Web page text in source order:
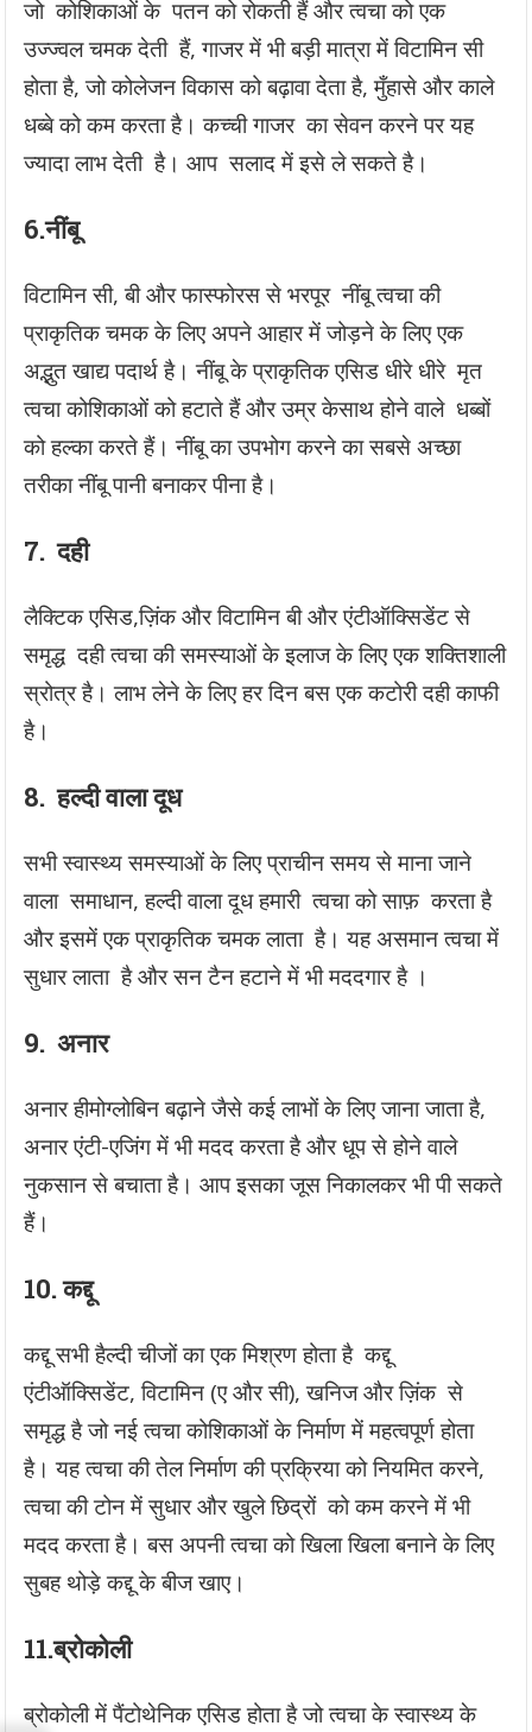
जो कोशिकाओं के पतन को रोकती हैं और त्वचा को एक
उज्ज्वल चमक देती हैं, गाजर में भी बड़ी मात्रा में विटामिन सी
होता है, जो कोलेजन विकास को बढ़ावा देता है, मुँहासे और काले
धब्बे को कम करता है। कच्ची गाजर का सेवन करने पर यह
ज्यादा लाभ देती है। आप सलाद में इसे ले सकते है।
6.नींबू
विटामिन सी, बी और फास्फोरस से भरपूर नींबू त्वचा की
प्राकृतिक चमक के लिए अपने आहार में जोड़ने के लिए एक
अद्भुत खाद्य पदार्थ है। नींबू के प्राकृतिक एसिड धीरे धीरे मृत
त्वचा कोशिकाओं को हटाते हैं और उम्र केसाथ होने वाले धब्बों
को हल्का करते हैं। नींबू का उपभोग करने का सबसे अच्छा
तरीका नींबू पानी बनाकर पीना है।
7. दही
लैक्टिक एसिड,ज़िंक और विटामिन बी और एंटीऑक्सिडेंट से
समृद्ध दही त्वचा की समस्याओं के इलाज के लिए एक शक्तिशाली
स्रोत्र है। लाभ लेने के लिए हर दिन बस एक कटोरी दही काफी
है।
8. हल्दी वाला दूध
सभी स्वास्थ्य समस्याओं के लिए प्राचीन समय से माना जाने
वाला समाधान, हल्दी वाला दूध हमारी त्वचा को साफ़ करता है
और इसमें एक प्राकृतिक चमक लाता है। यह असमान त्वचा में
सुधार लाता है और सन टैन हटाने में भी मददगार है ।
9. अनार
अनार हीमोग्लोबिन बढ़ाने जैसे कई लाभों के लिए जाना जाता है,
अनार एंटी-एजिंग में भी मदद करता है और धूप से होने वाले
नुकसान से बचाता है। आप इसका जूस निकालकर भी पी सकते
हैं।
10.कद्दू
कद्दू सभी हैल्दी चीजों का एक मिश्रण होता है कद्दू
एंटीऑक्सिडेंट, विटामिन (ए और सी), खनिज और ज़िंक से
समृद्ध है जो नई त्वचा कोशिकाओं के निर्माण में महत्वपूर्ण होता
है। यह त्वचा की तेल निर्माण की प्रक्रिया को नियमित करने,
त्वचा की टोन में सुधार और खुले छिद्रों को कम करने में भी
मदद करता है। बस अपनी त्वचा को खिला खिला बनाने के लिए
सुबह थोड़े कद्दू के बीज खाए।
11.ब्रोकोली
ब्रोकोली में पैंटोथेनिक एसिड होता है जो त्वचा के स्वास्थ्य के